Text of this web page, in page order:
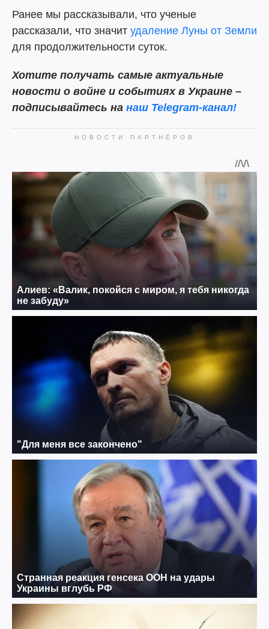
Ранее мы рассказывали, что ученые
рассказали, что значит удаление Луны от Земли
для продолжительности суток.
Хотите получать самые актуальные
новости о войне и событиях в Украине –
подписывайтесь на наш Telegram-канал!